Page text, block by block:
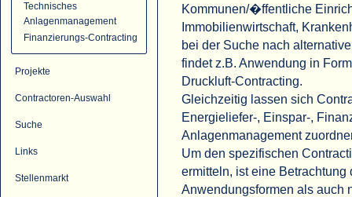
Technisches
Anlagenmanagement
Finanzierungs-Contracting
Projekte
Contractoren-Auswahl
Suche
Links
Stellenmarkt
Kommunen/�ffentliche
Immobilienwirtschaft,
bei der Suche nach
findet z.B. Anwendung in
Druckluft-Contracting.
Gleichzeitig lassen sich
Energieliefer-, Einspar-,
Anlagenmanagement
Um den spezifischen
ermitteln, ist eine
Anwendungsformen als auch